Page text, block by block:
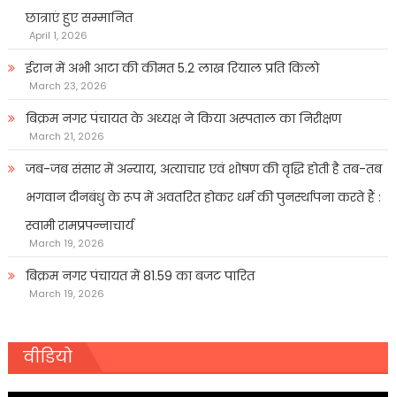
छात्राएं हुए सम्मानित
April 1, 2026
ईरान में अभी आटा की कीमत 5.2 लाख रियाल प्रति किलो
March 23, 2026
बिक्रम नगर पंचायत के अध्यक्ष ने किया अस्पताल का निरीक्षण
March 21, 2026
जब-जब संसार में अन्याय, अत्याचार एवं शोषण की वृद्धि होती है तब-तब
भगवान दीनबंधु के रूप में अवतरित होकर धर्म की पुनर्स्थापना करते हैं :
स्वामी रामप्रपन्नाचार्य
March 19, 2026
बिक्रम नगर पंचायत में 81.59 का बजट पारित
March 19, 2026
वीडियो